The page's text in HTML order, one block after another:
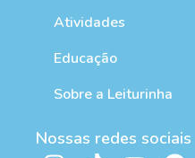
Atividades
Educação
Sobre a Leiturinha
Nossas redes sociais